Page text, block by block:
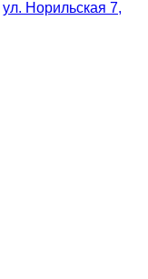
ул. Норильская 7,